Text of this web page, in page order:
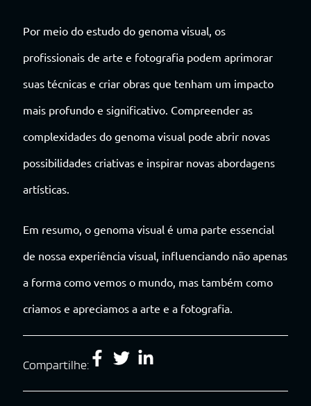
Por meio do estudo do genoma visual, os
profissionais de arte e fotografia podem aprimorar
suas técnicas e criar obras que tenham um impacto
mais profundo e significativo. Compreender as
complexidades do genoma visual pode abrir novas
possibilidades criativas e inspirar novas abordagens
artísticas.
Em resumo, o genoma visual é uma parte essencial
de nossa experiência visual, influenciando não apenas
a forma como vemos o mundo, mas também como
criamos e apreciamos a arte e a fotografia.
Compartilhe: